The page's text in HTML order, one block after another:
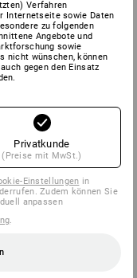
Verfahren
Internetseite sowie Daten
zu folgenden
Angebote und
sowie
nicht wünschen, können
gegen den Einsatz
Privatkunde
(Preise mit MwSt.)
Einstellungen in
Zudem können Sie
anpassen